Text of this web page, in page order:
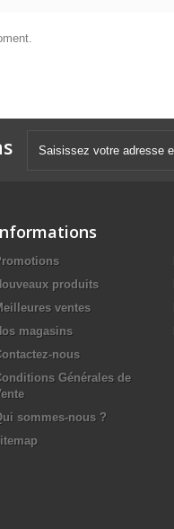
produits
ventes
magasins
nous
Générales de
sommes-nous ?